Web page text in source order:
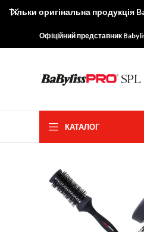
Офіційний представник
КАТАЛОГ
Тільки оригінальна продукція